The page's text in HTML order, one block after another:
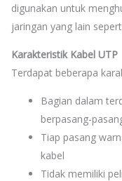
digunakan untuk
jaringan yang lain
Karakteristik Kabel UTP
Terdapat beberapa
Bagian dalam
berpasang-
Tiap pasang
kabel
Tidak memiliki